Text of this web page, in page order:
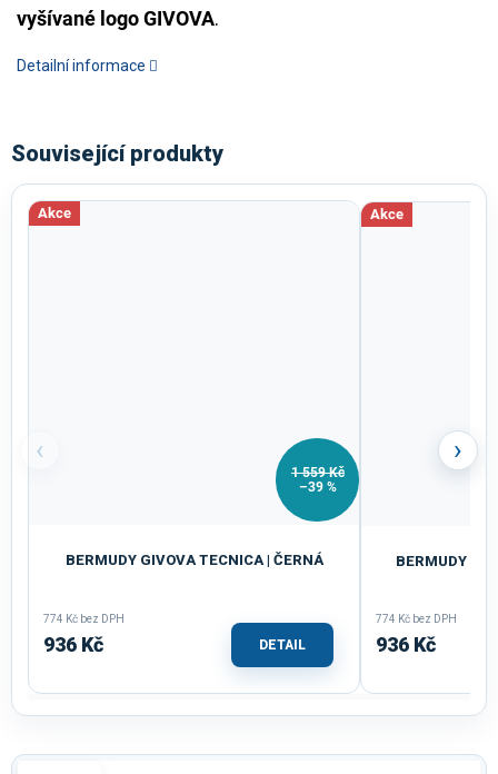
vyšívané logo GIVOVA.
Detailní informace
Související produkty
‹
Akce
1 559 Kč
–39 %
BERMUDY GIVOVA TECNICA | ČERNÁ
774 Kč bez DPH
936 Kč DETAIL
Akce
BERMUDY
774 Kč bez DPH
936 Kč
›